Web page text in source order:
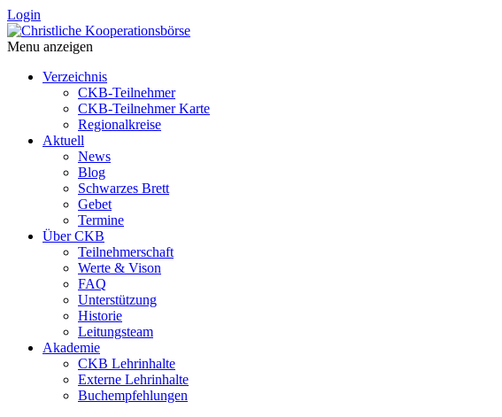
Login
Menu anzeigen
Verzeichnis
CKB-Teilnehmer
CKB-Teilnehmer Karte
Regionalkreise
Aktuell
News
Blog
Schwarzes Brett
Gebet
Termine
Über CKB
Teilnehmerschaft
Werte & Vison
FAQ
Unterstützung
Historie
Leitungsteam
Akademie
CKB Lehrinhalte
Externe Lehrinhalte
Buchempfehlungen